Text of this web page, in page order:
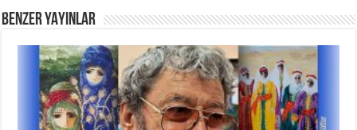
o
k
BENZER YAYINLAR